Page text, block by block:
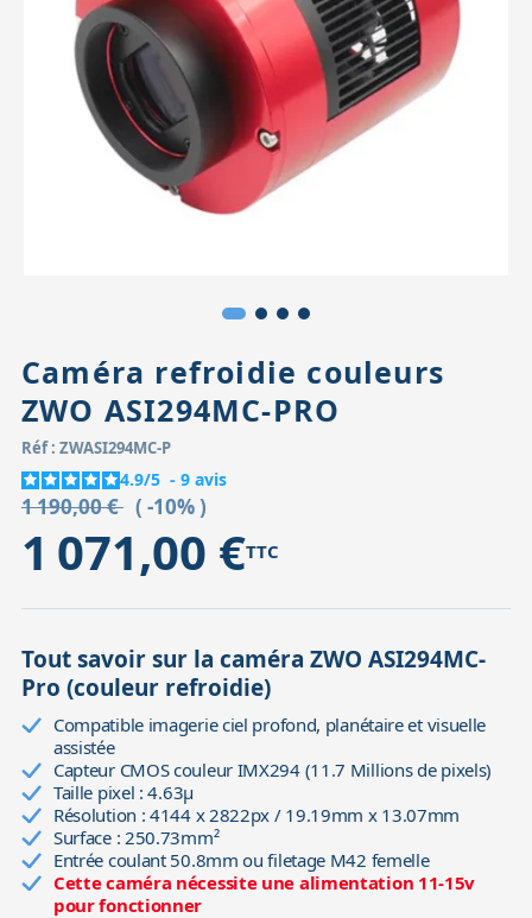
Accessoires pour montures
Têtes
Pièces détachées
Caméra refroidie couleurs
ZWO ASI294MC-PRO
Réf : ZWASI294MC-P
4.9/5 - 9 avis
1 190,00 € ( -10% )
1 071,00 €TTC
Tout savoir sur la caméra ZWO ASI294MC-
Pro (couleur refroidie)
Compatible imagerie ciel profond, planétaire et visuelle
assistée
Capteur CMOS couleur IMX294 (11.7 Millions de pixels)
Taille pixel : 4.63µ
Résolution : 4144 x 2822px / 19.19mm x 13.07mm
Surface : 250.73mm²
Entrée coulant 50.8mm ou filetage M42 femelle
Cette caméra nécessite une alimentation 11-15v
pour fonctionner